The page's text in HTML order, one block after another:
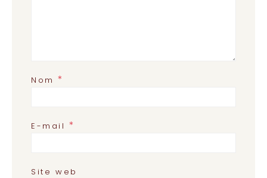
Nom*
E-mail*
Site web